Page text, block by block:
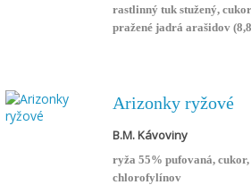
rastlinný tuk stužený,
pražené jadrá arašidov
repkový lecitín, arómy:
mlieko. Môže obsahovať
100g: Energetická
alergii na BKM.
Arizonky ryžové
B.M. Kávoviny
ryža 55% pufovaná,
chlorofylínov